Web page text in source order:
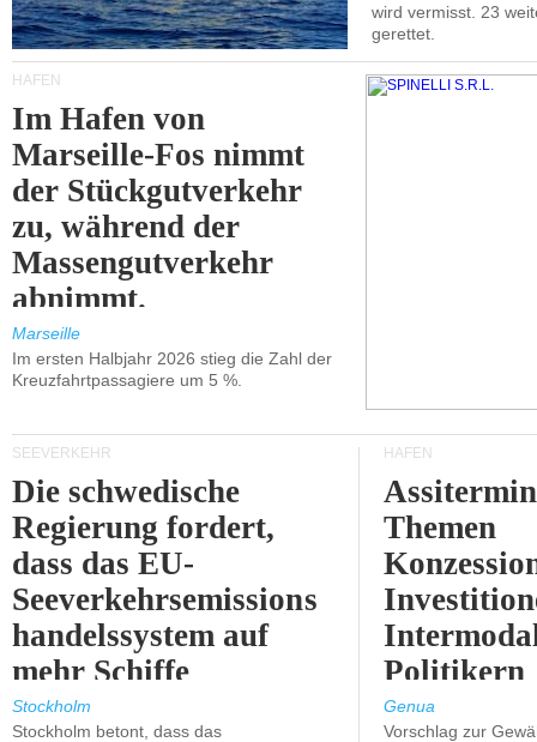
wird vermisst. 23
gerettet.
HÄFEN
Im Hafen von
Marseille-Fos nimmt
der Stückgutverkehr
zu, während der
Massengutverkehr
abnimmt.
Marseille
Im ersten Halbjahr 2026 stieg die Zahl der
Kreuzfahrtpassagiere um 5 %.
SEEVERKEHR
Die schwedische
Regierung fordert,
dass das EU-
Seeverkehrsemissions
handelssystem auf
mehr Schiffe
ausgeweitet wird.
Stockholm
Stockholm betont, dass das
HÄFEN
Themen
Politikern
Genua
Vorschlag zur